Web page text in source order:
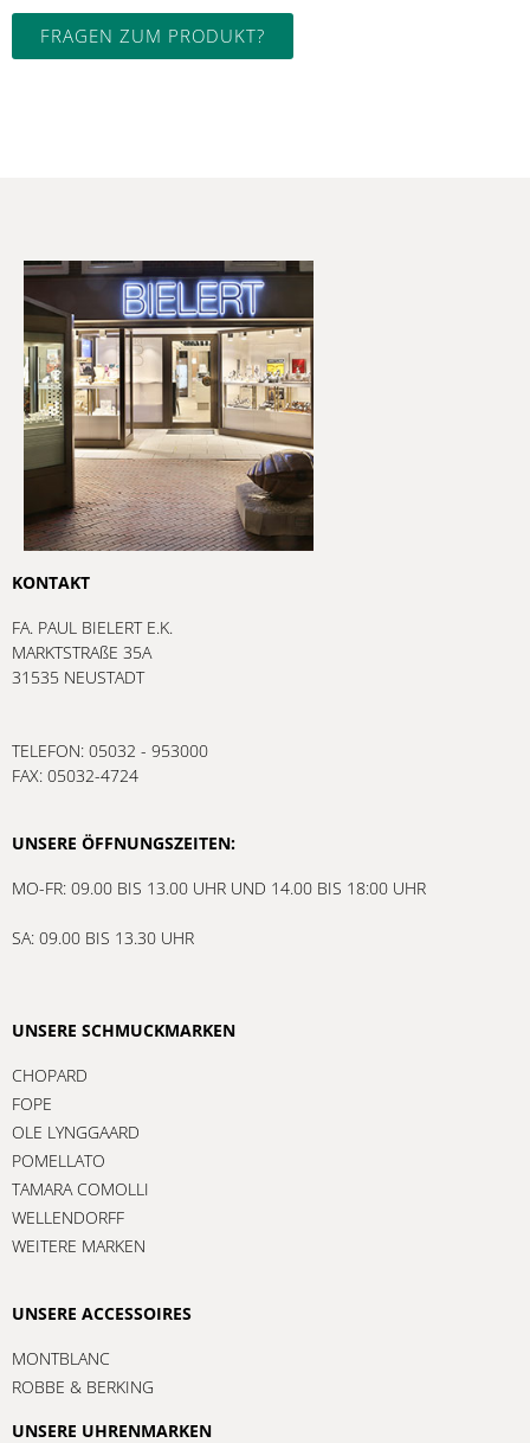
FRAGEN ZUM PRODUKT?
KONTAKT
FA. PAUL BIELERT E.K.
MARKTSTRAßE 35A
31535 NEUSTADT
TELEFON: 05032 - 953000
FAX: 05032-4724
UNSERE ÖFFNUNGSZEITEN:
MO-FR: 09.00 BIS 13.00 UHR UND 14.00 BIS 18:00 UHR
SA: 09.00 BIS 13.30 UHR
UNSERE SCHMUCKMARKEN
CHOPARD
FOPE
OLE LYNGGAARD
POMELLATO
TAMARA COMOLLI
WELLENDORFF
WEITERE MARKEN
UNSERE ACCESSOIRES
MONTBLANC
ROBBE & BERKING
UNSERE UHRENMARKEN